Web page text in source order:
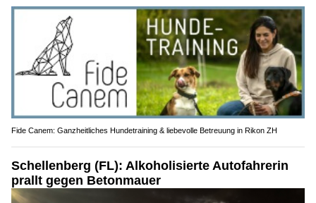
Fide Canem: Ganzheitliches Hundetraining & liebevolle Betreuung in Rikon ZH
Schellenberg (FL): Alkoholisierte Autofahrerin
prallt gegen Betonmauer